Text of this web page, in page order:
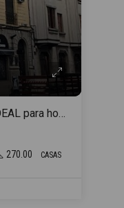
Casa en venta en Cordón IDEAL para hogar estudiantil
270.00 CASAS